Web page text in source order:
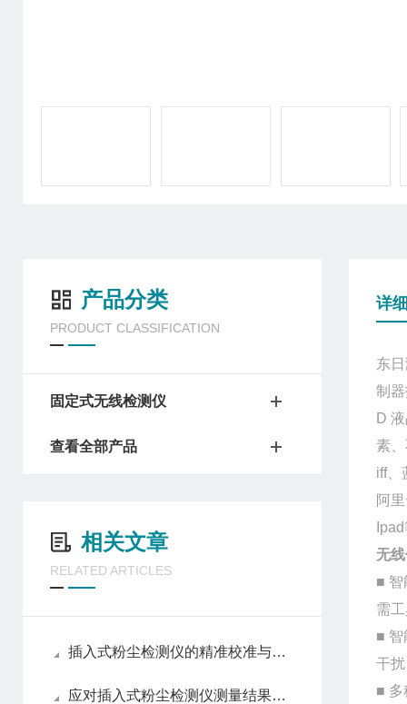
产品分类
PRODUCT CLASSIFICATION
固定式无线检测仪
查看全部产品
相关文章
RELATED ARTICLES
插入式粉尘检测仪的精准校准与数据分析方法
应对插入式粉尘检测仪测量结果不准确的有效方法
详
东
制
D
素
iff、
阿
Ipad
无
■
需
■ 智
干扰
■